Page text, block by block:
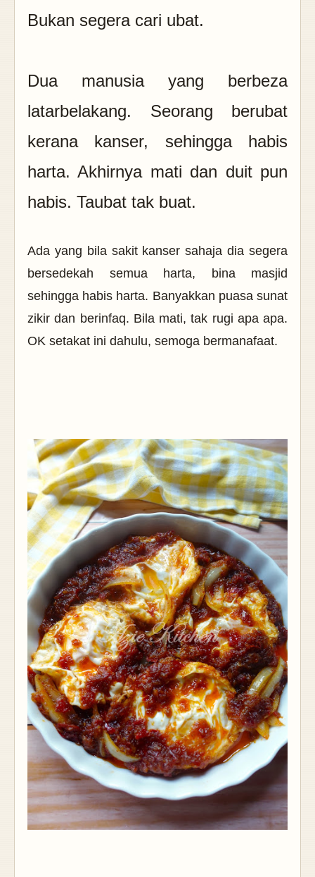
Bukan segera cari ubat.
Dua manusia yang berbeza
latarbelakang. Seorang berubat
kerana kanser, sehingga habis
harta. Akhirnya mati dan duit pun
habis. Taubat tak buat.
Ada yang bila sakit kanser sahaja dia segera
bersedekah semua harta, bina masjid
sehingga habis harta. Banyakkan puasa sunat
zikir dan berinfaq. Bila mati, tak rugi apa apa.
OK setakat ini dahulu, semoga bermanafaat.